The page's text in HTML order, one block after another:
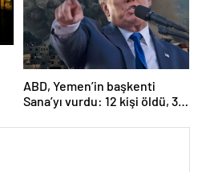
ABD, Yemen’in başkenti
Sana’yı vurdu: 12 kişi öldü, 30